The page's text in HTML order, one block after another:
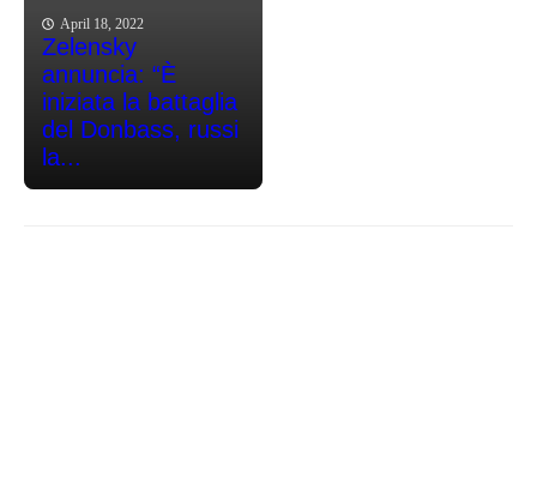
April 18, 2022
Zelensky
annuncia: “È
iniziata la battaglia
del Donbass, russi
la...